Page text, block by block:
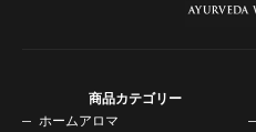
商品カテゴリー
ホームアロマ